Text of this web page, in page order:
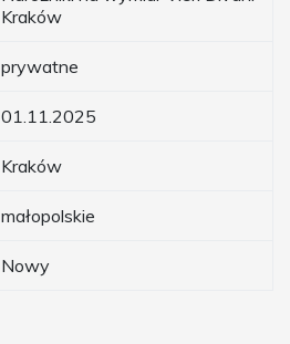
Kraków
prywatne
01.11.2025
Kraków
małopolskie
Nowy